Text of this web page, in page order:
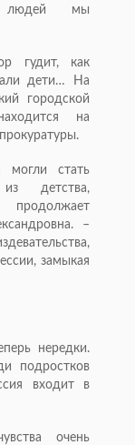
людей мы
гудит, как
дети… На
городской
на
могли стать
детства,
–
замыкая
нередки.
подростков
входит в
очень